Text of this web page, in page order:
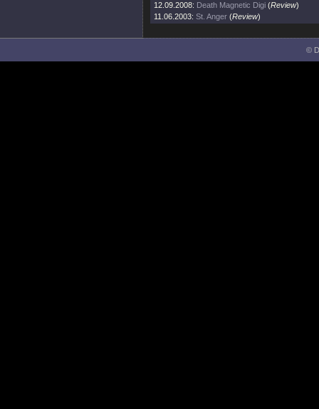
12.09.2008: Death Magnetic Digi (Review)
11.06.2003: St. Anger (Review)
©